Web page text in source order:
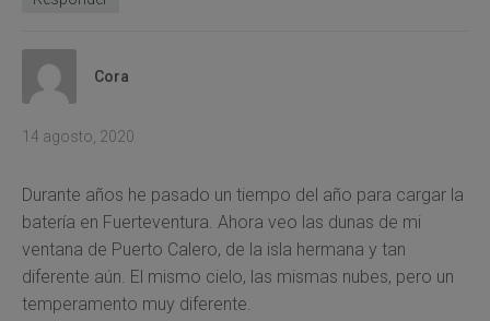
Cora
14 agosto, 2020
Durante años he pasado un tiempo del año para cargar la
batería en Fuerteventura. Ahora veo las dunas de mi
ventana de Puerto Calero, de la isla hermana y tan
diferente aún. El mismo cielo, las mismas nubes, pero un
temperamento muy diferente.